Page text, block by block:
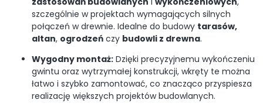
szczególnie w projektach wymagających silnych
połączeń w drewnie. Idealne do budowy tarasów,
altan, ogrodzeń czy budowli z drewna.
Wygodny montaż: Dzięki precyzyjnemu wykończeniu
gwintu oraz wytrzymałej konstrukcji, wkręty te można
łatwo i szybko zamontować, co znacząco przyspiesza
realizację większych projektów budowlanych.